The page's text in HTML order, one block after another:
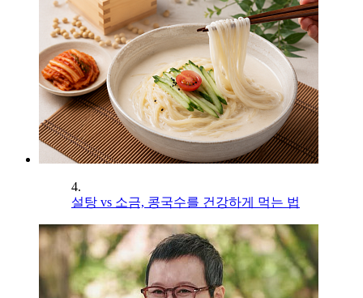
4.
설탕 vs 소금, 콩국수를 건강하게 먹는 법